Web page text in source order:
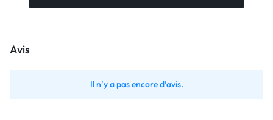
Avis
Il n’y a pas encore d’avis.